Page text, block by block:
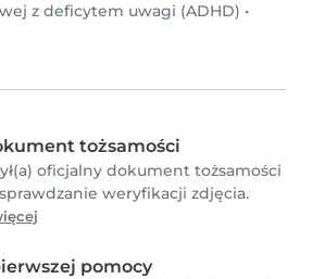
z deficytem uwagi (ADHD) •
tożsamości
oficjalny dokument tożsamości
weryfikacji zdjęcia.
pomocy